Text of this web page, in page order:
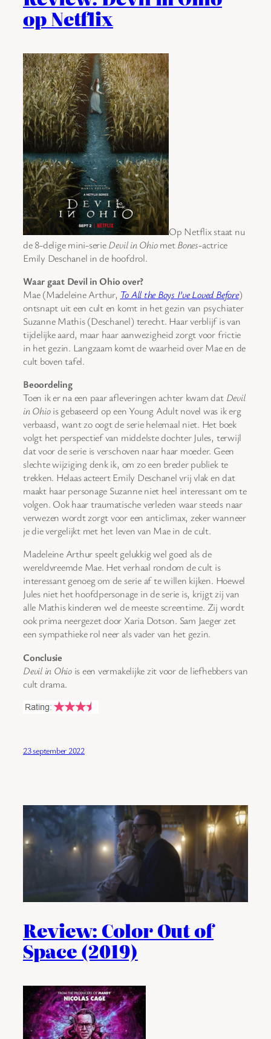
op Netflix
Op Netflix staat nu
de 8-delige mini-serieDevil in OhiometBones-actrice
Emily Deschanel in de hoofdrol.
Waar gaat Devil in Ohio over?
Mae (Madeleine Arthur, To All the Boys I’ve Loved Before)
ontsnapt uit een cult en komt in het gezin van psychiater
Suzanne Mathis (Deschanel) terecht. Haar verblijf is van
tijdelijke aard, maar haar aanwezigheid zorgt voor frictie
in het gezin. Langzaam komt de waarheid over Mae en de
cult boven tafel.
Beoordeling
Toen ik er na een paar afleveringen achter kwam dat Devil
in Ohiois gebaseerd op een Young Adult novel was ik erg
verbaasd, want zo oogt de serie helemaal niet. Het boek
volgt het perspectief van middelste dochter Jules, terwijl
dat voor de serie is verschoven naar haar moeder. Geen
slechte wijziging denk ik, om zo een breder publiek te
trekken. Helaas acteert Emily Deschanel vrij vlak en dat
maakt haar personage Suzanne niet heel interessant om te
volgen. Ook haar traumatische verleden waar steeds naar
verwezen wordt zorgt voor een anticlimax, zeker wanneer
je die vergelijkt met het leven van Mae in de cult.
Madeleine Arthur speelt gelukkig wel goed als de
wereldvreemde Mae. Het verhaal rondom de cult is
interessant genoeg om de serie af te willen kijken. Hoewel
Jules niet het hoofdpersonage in de serie is, krijgt zij van
alle Mathis kinderen wel de meeste screentime. Zij wordt
ook prima neergezet door Xaria Dotson. Sam Jaeger zet
een sympathieke rol neer als vader van het gezin.
Conclusie
Devil in Ohiois een vermakelijke zit voor de liefhebbers van
cult drama.
23 september 2022
Review: Color Out of
Space (2019)